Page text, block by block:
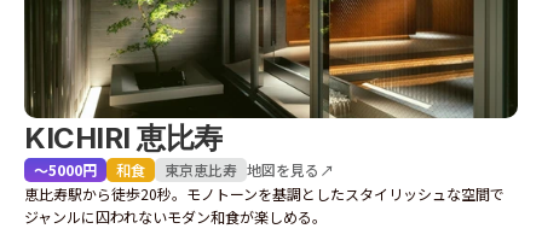
KICHIRI 恵比寿
〜5000円 和食 東京恵比寿 地図を見る↗
恵比寿駅から徒歩20秒。モノトーンを基調としたスタイリッシュな空間で
ジャンルに囚われないモダン和食が楽しめる。